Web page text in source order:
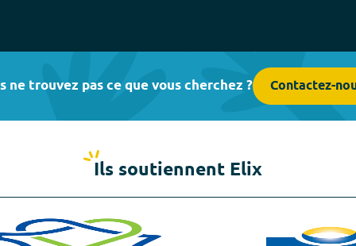
ne trouvez pas ce que vous cherchez ? Contactez-
Ils soutiennent Elix